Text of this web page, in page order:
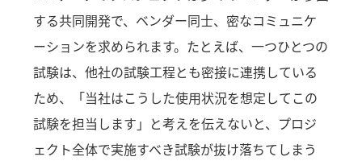
する共同開発で、ベンダー同士、密なコミュニケ
ーションを求められます。たとえば、一つひとつの
試験は、他社の試験工程とも密接に連携している
ため、「当社はこうした使用状況を想定してこの
試験を担当します」と考えを伝えないと、プロジ
ェクト全体で実施すべき試験が抜け落ちてしまう